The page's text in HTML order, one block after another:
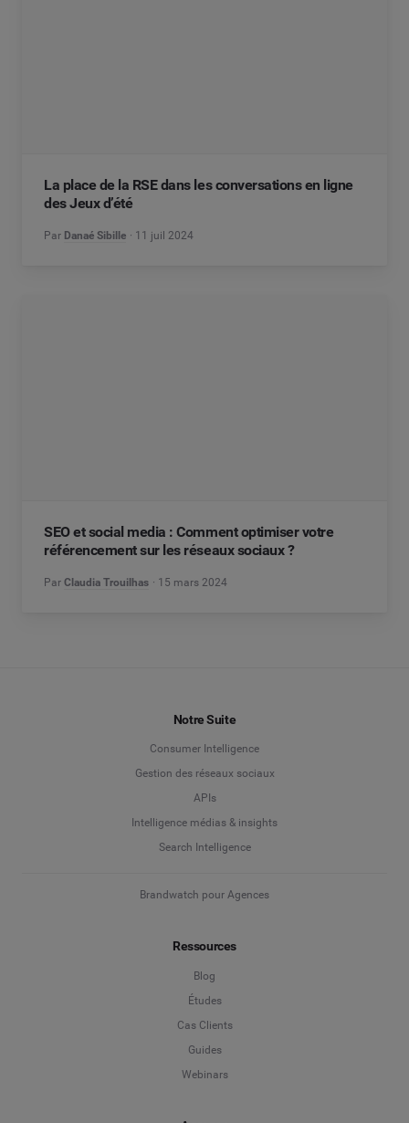
La place de la RSE dans les conversations en ligne
des Jeux d’été
Par Danaé Sibille 11 juil 2024
SEO et social media : Comment optimiser votre
référencement sur les réseaux sociaux ?
Par Claudia Trouilhas 15 mars 2024
Notre Suite
Consumer Intelligence
Gestion des réseaux sociaux
APIs
Intelligence médias & insights
Search Intelligence
Brandwatch pour Agences
Ressources
Blog
Études
Cas Clients
Guides
Webinars